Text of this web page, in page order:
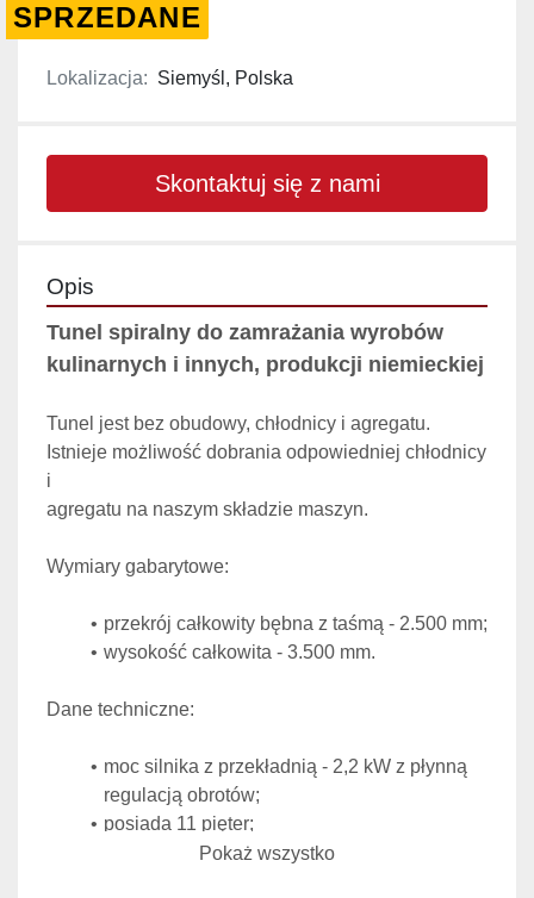
SPRZEDANE
Lokalizacja: Siemyśl, Polska
Skontaktuj się z nami
Opis
Tunel spiralny do zamrażania wyrobów
kulinarnych i innych, produkcji niemieckiej
Tunel jest bez obudowy, chłodnicy i agregatu.
Istnieje możliwość dobrania odpowiedniej chłodnicy
i
agregatu na naszym składzie maszyn.
Wymiary gabarytowe:
przekrój całkowity bębna z taśmą - 2.500 mm;
wysokość całkowita - 3.500 mm.
Dane techniczne:
moc silnika z przekładnią - 2,2 kW z płynną
regulacją obrotów;
posiada 11 pięter;
przestrzeń między piętrami 150 mm;
Pokaż wszystko